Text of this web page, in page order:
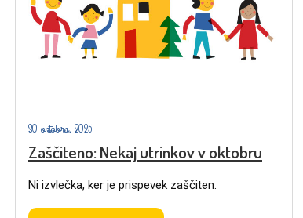
30 oktobra, 2025
Zaščiteno: Nekaj utrinkov v oktobru
Ni izvlečka, ker je prispevek zaščiten.